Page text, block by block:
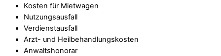
Kosten für Mietwagen
Nutzungsausfall
Verdienstausfall
Arzt- und Heilbehandlungskosten
Anwaltshonorar